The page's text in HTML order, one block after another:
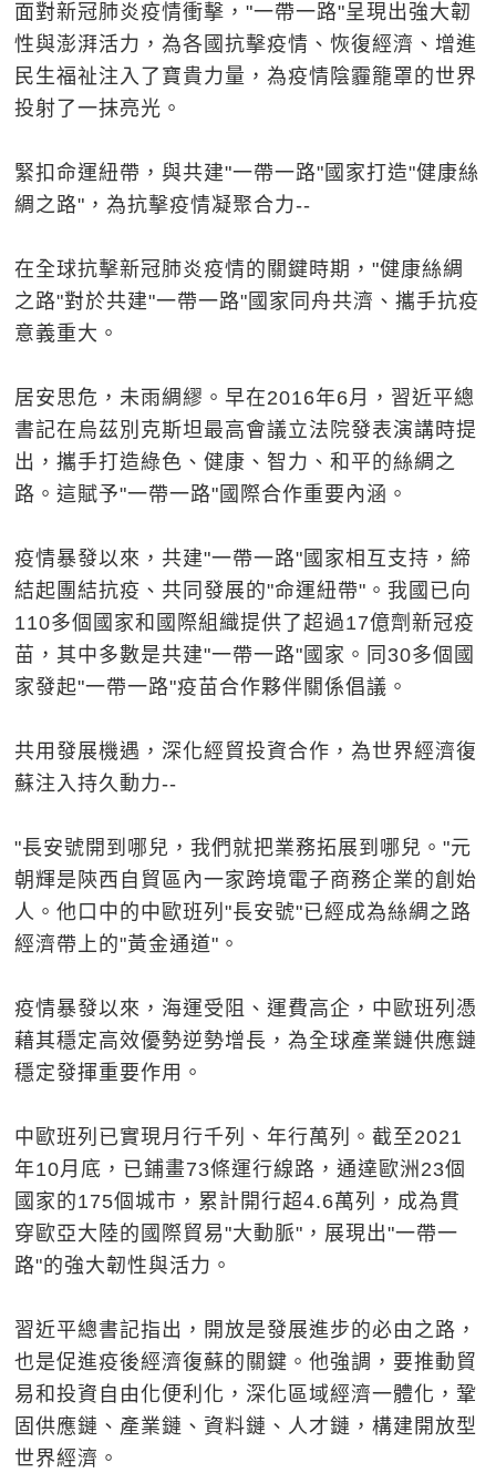
面對新冠肺炎疫情衝擊，"一帶一路"呈現出強大韌
性與澎湃活力，為各國抗擊疫情、恢復經濟、增進
民生福祉注入了寶貴力量，為疫情陰霾籠罩的世界
投射了一抹亮光。
緊扣命運紐帶，與共建"一帶一路"國家打造"健康絲
綢之路"，為抗擊疫情凝聚合力--
在全球抗擊新冠肺炎疫情的關鍵時期，"健康絲綢
之路"對於共建"一帶一路"國家同舟共濟、攜手抗疫
意義重大。
居安思危，未雨綢繆。早在2016年6月，習近平總
書記在烏茲別克斯坦最高會議立法院發表演講時提
出，攜手打造綠色、健康、智力、和平的絲綢之
路。這賦予"一帶一路"國際合作重要內涵。
疫情暴發以來，共建"一帶一路"國家相互支持，締
結起團結抗疫、共同發展的"命運紐帶"。我國已向
110多個國家和國際組織提供了超過17億劑新冠疫
苗，其中多數是共建"一帶一路"國家。同30多個國
家發起"一帶一路"疫苗合作夥伴關係倡議。
共用發展機遇，深化經貿投資合作，為世界經濟復
蘇注入持久動力--
"長安號開到哪兒，我們就把業務拓展到哪兒。"元
朝輝是陝西自貿區內一家跨境電子商務企業的創始
人。他口中的中歐班列"長安號"已經成為絲綢之路
經濟帶上的"黃金通道"。
疫情暴發以來，海運受阻、運費高企，中歐班列憑
藉其穩定高效優勢逆勢增長，為全球產業鏈供應鏈
穩定發揮重要作用。
中歐班列已實現月行千列、年行萬列。截至2021
年10月底，已鋪畫73條運行線路，通達歐洲23個
國家的175個城市，累計開行超4.6萬列，成為貫
穿歐亞大陸的國際貿易"大動脈"，展現出"一帶一
路"的強大韌性與活力。
習近平總書記指出，開放是發展進步的必由之路，
也是促進疫後經濟復蘇的關鍵。他強調，要推動貿
易和投資自由化便利化，深化區域經濟一體化，鞏
固供應鏈、產業鏈、資料鏈、人才鏈，構建開放型
世界經濟。